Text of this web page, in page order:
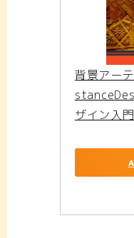
背景アー
ザイン入門